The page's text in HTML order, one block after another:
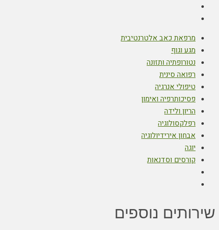
מרפאת כאב אלטרנטיבית
מגע וגוף
נטורופתיה ותזונה
רפואה סינית
טיפולי אנרגיה
פסיכותרפיה ואימון
הריון ולידה
רפלקסולוגיה
אבחון אירידיולוגיה
יוגה
קורסים וסדנאות
שירותים נוספים